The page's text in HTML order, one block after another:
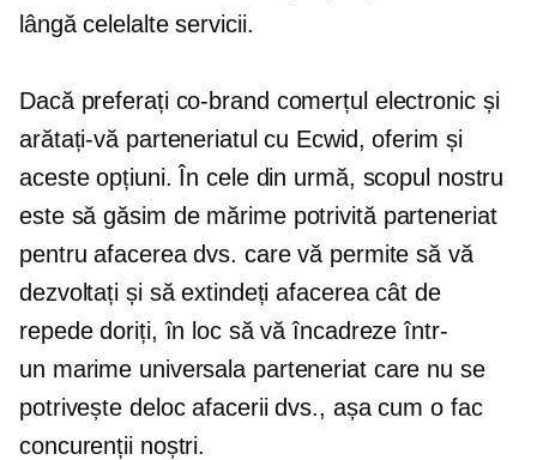
lângă celelalte servicii.
Dacă preferați co-brand comerțul electronic și
arătați-vă parteneriatul cu Ecwid, oferim și
aceste opțiuni. În cele din urmă, scopul nostru
este să găsim de mărime potrivităparteneriat
pentru afacerea dvs. care vă permite să vă
dezvoltați și să extindeți afacerea cât de
repede doriți, în loc să vă încadreze într-
un marime universala parteneriat care nu se
potrivește deloc afacerii dvs., așa cum o fac
concurenții noștri.